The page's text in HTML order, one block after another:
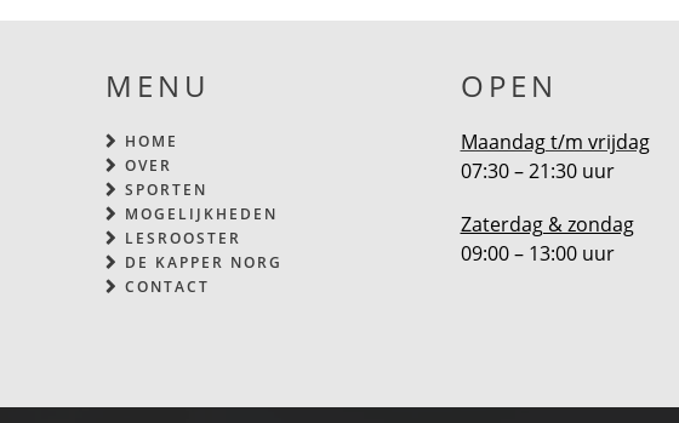
MENU
HOME
OVER
SPORTEN
MOGELIJKHEDEN
LESROOSTER
DE KAPPER NORG
CONTACT
OPEN
Maandag t/m vrijdag
07:30 – 21:30 uur
Zaterdag & zondag
09:00 – 13:00 uur